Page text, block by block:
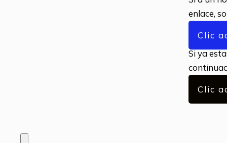
enlace,
Clic
Si ya
Clic